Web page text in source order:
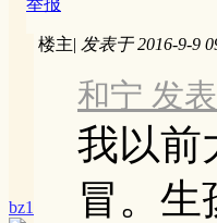
bz1
楼主| 发表于 2016-9-9
和宁 发
我以前
冒。